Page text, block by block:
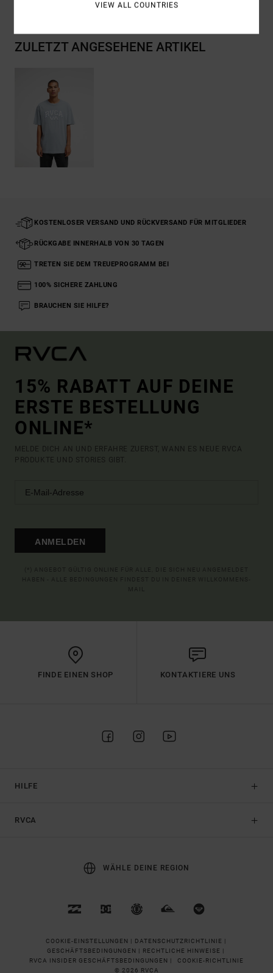
ZULETZT ANGESEHENE ARTIKEL
KOSTENLOSER VERSAND UND RÜCKVERSAND FÜR MITGLIEDER
RÜCKGABE INNERHALB VON 30 TAGEN
TRETEN SIE DEM TREUEPROGRAMM BEI
100% SICHERE ZAHLUNG
BRAUCHEN SIE HILFE?
15% RABATT AUF DEINE
ERSTE BESTELLUNG
ONLINE*
MELDE DICH AN UND ERFAHRE ZUERST, WANN ES NEUE RVCA
PRODUKTE UND STORIES GIBT.
ANMELDEN
FINDE EINEN SHOP KONTAKTIERE UNS
HILFE
RVCA
WÄHLE DEINE REGION
COOKIE-EINSTELLUNGEN | DATENSCHUTZRICHTLINIE |
GESCHÄFTSBEDINGUNGEN | RECHTLICHE HINWEISE |
RVCA INSIDER GESCHÄFTSBEDINGUNGEN |
COOKIE-RICHTLINIE
© 2026 RVCA
VIEW ALL COUNTRIES